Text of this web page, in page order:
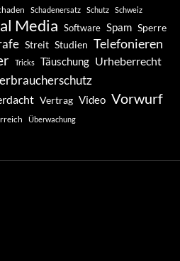
Schadenersatz Schutz Schweiz
Media Software Spam Sperre
Streit Studien Telefonieren
Tricks Täuschung Urheberrecht
Vertrag Video Vorwurf
Überwachung